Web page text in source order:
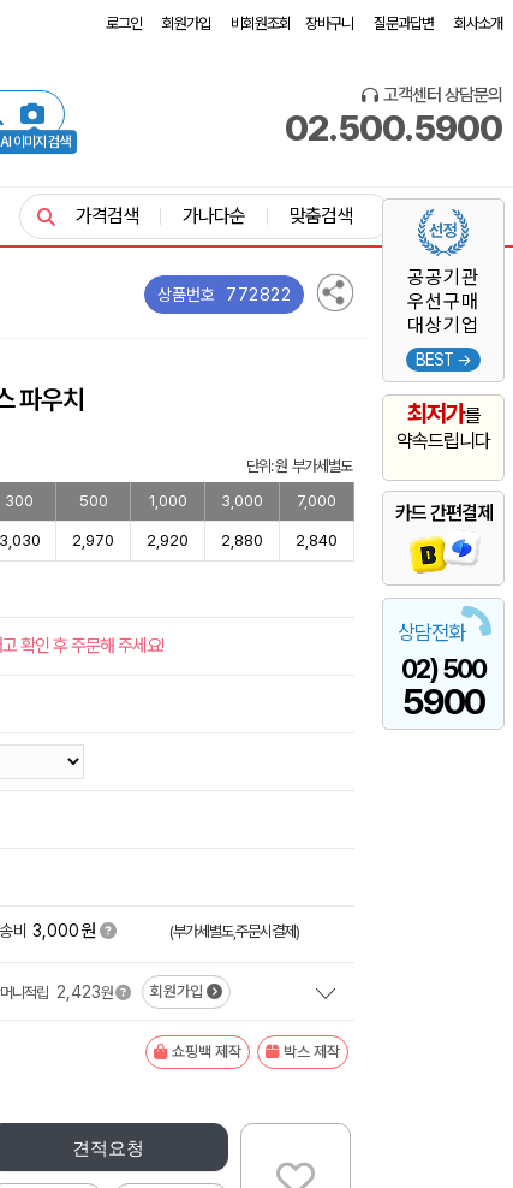
로그인 회원가입 비회원조회 장바구니 질문과답변 회사소개
AI 이미지 검색
고객센터 상담문의
02.500.5900
공공기관
우선구매
대상기업
BEST →
최저가를
약속드립니다
카드 간편결제
상담전화
02) 500
5900
가격검색 가나다순 맞춤검색
상품번호 772822
파우치
단위: 원 부가세별도
300 500 1,000 3,000 7,000
3,030 2,970 2,920 2,880 2,840
확인 후 주문해 주세요!
비 3,000원 (부가세별도,주문시결제)
니적립 2,423원 회원가입
쇼핑백 제작 박스 제작
견적요청